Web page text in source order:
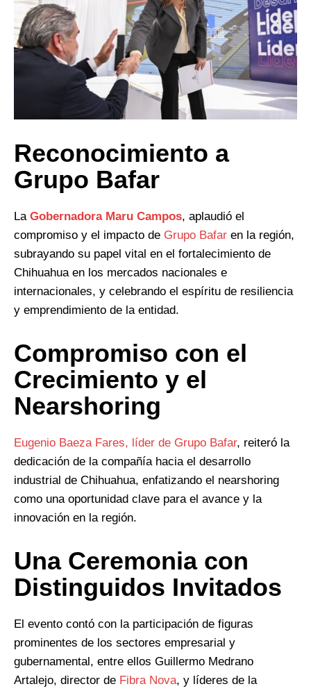
Reconocimiento a
Grupo Bafar
La Gobernadora Maru Campos, aplaudió el
compromiso y el impacto de Grupo Bafar en la región,
subrayando su papel vital en el fortalecimiento de
Chihuahua en los mercados nacionales e
internacionales, y celebrando el espíritu de resiliencia
y emprendimiento de la entidad.
Compromiso con el
Crecimiento y el
Nearshoring
Eugenio Baeza Fares, líder de Grupo Bafar, reiteró la
dedicación de la compañía hacia el desarrollo
industrial de Chihuahua, enfatizando el nearshoring
como una oportunidad clave para el avance y la
innovación en la región.
Una Ceremonia con
Distinguidos Invitados
El evento contó con la participación de figuras
prominentes de los sectores empresarial y
gubernamental, entre ellos Guillermo Medrano
Artalejo, director de Fibra Nova, y líderes de la